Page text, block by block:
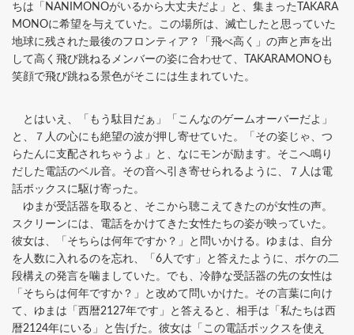
ちは「NANIMONOがいるから大丈夫だよ」と、集まったTAKARA
MONOに希望を与えていた。この場所は、滅亡したと思っていた
地球に残された最後のフロンティア？「飛べ高く」の声と声を出
して高く飛び跳ねるメンバーの姿に合わせて、TAKARAMONOも
笑顔で飛び跳ねる景色がそこには生まれていた。
とはいえ、「もう駄目だぁ」「こんなのゲームオーバーだよ」
と、７人の心にも絶望の波が押し寄せていた。「その姿じゃ、つ
らたんに支配されちゃうよ」と、なにモンが励ます。そこへ鳴り
だした電話のベル音。その音へ引き寄せられるように、７人は電
話ボックスに駆け寄った。
ゆまが受話器を取ると、そこから聴こえてきたのが女性の声。
スクリーンには、電話をかけてきた女性たちの姿が映っていた。
彼女は、「そちらは何年ですか？」と問いかける。ゆまは、自分
を人数に入れるのを忘れ、「6人です」と答えたように、ボケの二
段構えの発言を噛ましていた。でも、冷静な受話器の先の女性は
「そちらは何年ですか？」と改めて問いかけた。その言葉に向け
て、ゆまは「西暦2127年です」と答えると、相手は「私たちは西
暦2124年にいる」と告げた。彼女は「この電話ボックスを使え